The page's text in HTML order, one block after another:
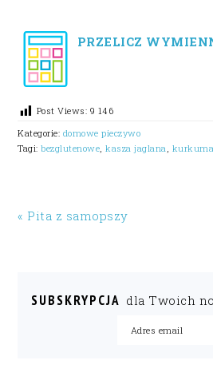
PRZELICZ
Post Views: 9 146
Kategorie: domowe pieczywo
Tagi:bezglutenowe ,kasza jaglana kurkuma
« Pita z samopszy
SUBSKRYPCJA dla Twoich